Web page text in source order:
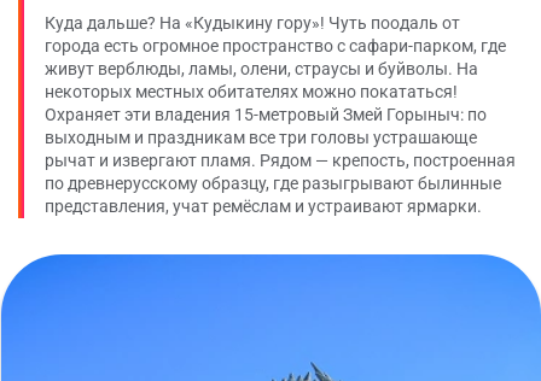
Куда дальше? На «Кудыкину гору»! Чуть поодаль от
города есть огромное пространство с сафари-парком, где
живут верблюды, ламы, олени, страусы и буйволы. На
некоторых местных обитателях можно покататься!
Охраняет эти владения 15-метровый Змей Горыныч: по
выходным и праздникам все три головы устрашающе
рычат и извергают пламя. Рядом — крепость, построенная
по древнерусскому образцу, где разыгрывают былинные
представления, учат ремёслам и устраивают ярмарки.